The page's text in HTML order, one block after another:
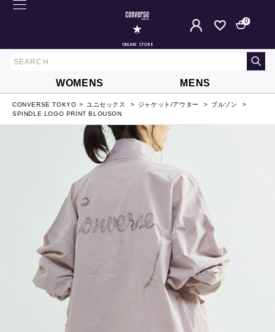
ONLINE STORE
0
WOMENS MENS
CONVERSE TOKYO ユニセックス ジャケット/アウター
ブルゾン
SPINDLE LOGO PRINT BLOUSON